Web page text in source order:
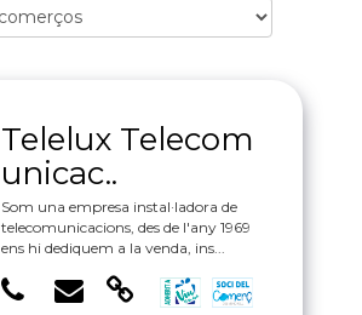
Telelux Telecom
unicac..
Som una empresa instal·ladora de
telecomunicacions, des de l'any 1969
ens hi dediquem a la venda, ins...